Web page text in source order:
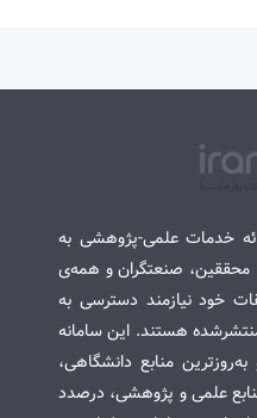
خدمات علمی-پژوهشی به
محققین، صنعتگران و همه‌ی
خود نیازمند دسترسی به
هستند. این سامانه
منابع دانشگاهی،
علمی و پژوهشی، درصدد